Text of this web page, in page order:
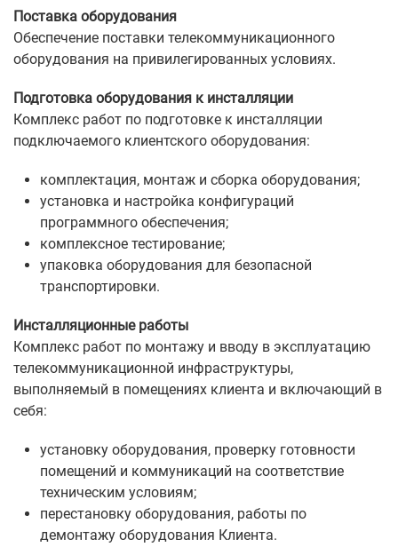
Поставка оборудования
Обеспечение поставки телекоммуникационного
оборудования на привилегированных условиях.
Подготовка оборудования к инсталляции
Комплекс работ по подготовке к инсталляции
подключаемого клиентского оборудования:
комплектация, монтаж и сборка оборудования;
установка и настройка конфигураций
программного обеспечения;
комплексное тестирование;
упаковка оборудования для безопасной
транспортировки.
Инсталляционные работы
Комплекс работ по монтажу и вводу в эксплуатацию
телекоммуникационной инфраструктуры,
выполняемый в помещениях клиента и включающий в
себя:
установку оборудования, проверку готовности
помещений и коммуникаций на соответствие
техническим условиям;
перестановку оборудования, работы по
демонтажу оборудования Клиента.